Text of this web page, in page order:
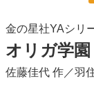
金の星社YAシリ
オリガ学
佐藤佳代 作／羽